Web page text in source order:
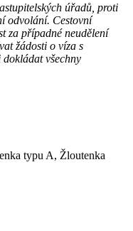
úřadů, proti
odvolání. Cestovní
za případné neudělení
žádosti o víza s
dokládat všechny
typu A, Žloutenka